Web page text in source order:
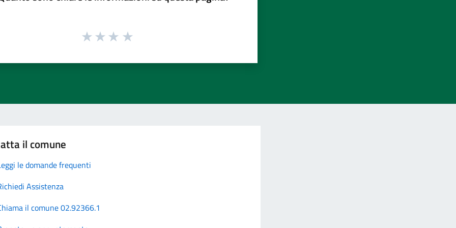
il comune
le domande frequenti
Assistenza
il comune 02.92366.1